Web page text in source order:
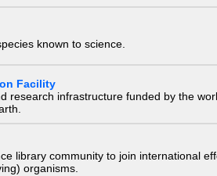
known to science.
Facility
research infrastructure funded by the
library community to join international
organisms.